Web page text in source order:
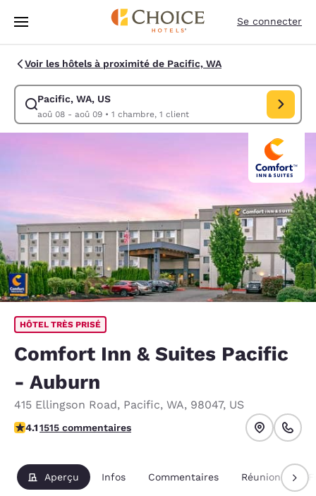
Sauter à Contenu Principal
Se connecter
Voir les hôtels à proximité de Pacific, WA
Pacific, WA, US
aoû 08 - aoû 09• 1 chambre, 1 client
Modifier la recherche pour Pacific, WA, US. Date d’arrivée aoû 08,
HÔTEL TRÈS PRISÉ
Comfort Inn & Suites Pacific
- Auburn
415 Ellingson Road, Pacific, WA, 98047, US
4.09 étoiles. Très Bien.
4.11515 commentaires
Aperçu Infos Commentaires Réunions